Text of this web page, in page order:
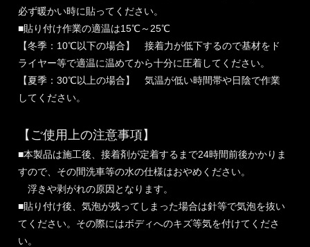
必ず暖かい時に貼ってください。
■貼り付け作業の適温は15℃～25℃
【冬季：10℃以下の場合】 接着力が低下するので基材をド
ライヤー等で適温に温めてから十分に圧着してください。
【夏季：30℃以上の場合】 気温が低い時間帯や日陰で作業
してください。
【ご使用上の注意事項】
■本製品は施工後、接着剤が定着するまで24時間前後かかりま
すので、その間洗車等の水の仕様はおやめください。
浮きや剥がれの原因となります。
■貼り付け後、気泡が残ってしまった場合は針等で気泡を抜い
てください。その際にはボディへのキズ等気を付けてくださ
い。